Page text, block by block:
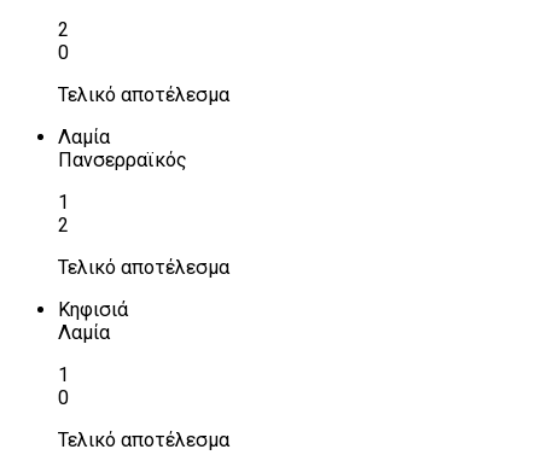
2
0
Τελικό αποτέλεσμα
Λαμία
Πανσερραϊκός
1
2
Τελικό αποτέλεσμα
Κηφισιά
Λαμία
1
0
Τελικό αποτέλεσμα